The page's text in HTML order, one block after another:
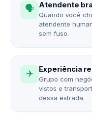
🗣️ Atendente
Quando você
atendente
sem fuso.
✈️ Experiência
Grupo com
vistos e
dessa estrada.